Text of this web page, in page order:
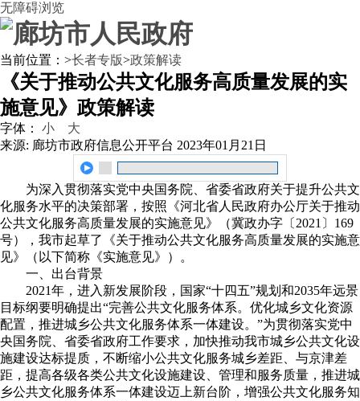
无障碍浏览
当前位置： >长者专版>政策解读
《关于推动公共文化服务高质量发展的实
施意见》政策解读
字体： 小
大
来源: 廊坊市政府信息公开平台 2023年01月21日
为深入贯彻落实党中央国务院、省委省政府关于提升公共文
化服务水平的决策部署，按照《河北省人民政府办公厅关于推动
公共文化服务高质量发展的实施意见》（冀政办字〔2021〕169
号），我市起草了《关于推动公共文化服务高质量发展的实施意
见》（以下简称《实施意见》）。
一、出台背景
2021年，进入新发展阶段，国家“十四五”规划和2035年远景
目标纲要明确提出“完善公共文化服务体系。优化城乡文化资源
配置，推进城乡公共文化服务体系一体建设。”为贯彻落实党中
央国务院、省委省政府工作要求，加快推动我市城乡公共文化设
施建设达标提质，不断缩小公共文化服务城乡差距、与京津差
距，提高各级各类公共文化设施建设、管理和服务质量，推进城
乡公共文化服务体系一体建设迈上新台阶，增强公共文化服务知